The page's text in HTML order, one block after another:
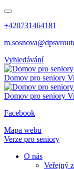
+420731464181
Vyhledávání
Domov pro seniory
Domov pro seniory
Facebook
Mapa webu
Verze pro seniory
O nás
Veřejný